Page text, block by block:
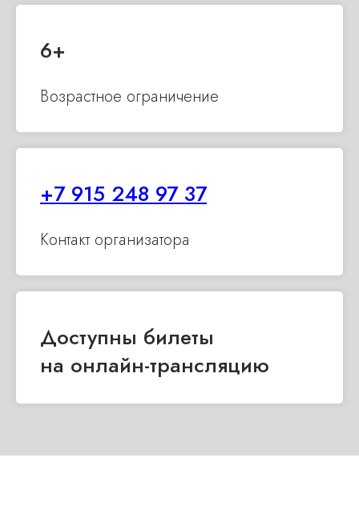
6 +
Возрастное ограничение
+7 915 248 97 37
Контакт организатора
Доступны билеты
на онлайн-трансля цию